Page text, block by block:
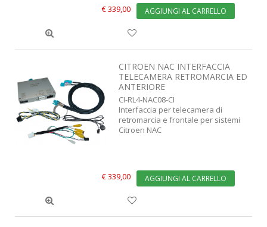
€ 339,00 AGGIUNGI AL CARRELLO
CITROEN NAC INTERFACCIA
TELECAMERA RETROMARCIA ED
ANTERIORE
CI-RL4-NAC08-CI
Interfaccia per telecamera di
retromarcia e frontale per sistemi
Citroen NAC
€ 339,00 AGGIUNGI AL CARRELLO